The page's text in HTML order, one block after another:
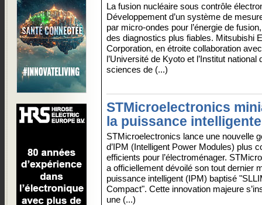
La fusion nucléaire sous contrôle
Développement d’un système de
par micro-ondes pour l’énergie de
des diagnostics plus fiables. Mitsubishi
Corporation, en étroite collaboration avec
l’Université de Kyoto et l’Institut national
sciences de (...)
STMicroelectronics
la puissance intelligente
STMicroelectronics lance une nouvelle
d’IPM (Intelligent Power Modules) plus
efficients pour l’électroménager.
a officiellement dévoilé son tout dernier
puissance intelligent (IPM) baptisé
Compact". Cette innovation majeure
une (...)